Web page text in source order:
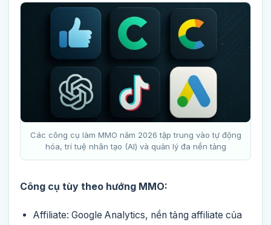
Các công cụ làm MMO năm 2026 tập trung vào tự động
hóa, trí tuệ nhân tạo (AI) và quản lý đa nền tảng
Công cụ tùy theo hướng MMO:
Affiliate: Google Analytics, nền tảng affiliate của